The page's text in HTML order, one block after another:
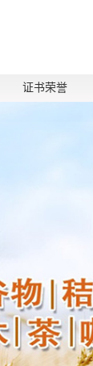
证书荣誉